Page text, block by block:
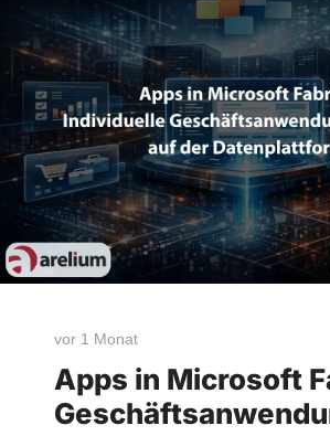
vor 1 Monat
Apps in Microsoft